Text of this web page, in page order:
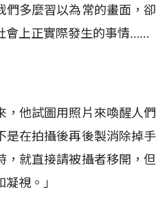
們多麼習以為常的畫面，卻
會上正實際發生的事情……
，他試圖用照片來喚醒人們
是在拍攝後再後製消除掉手
，就直接請被攝者移開，但
視。」